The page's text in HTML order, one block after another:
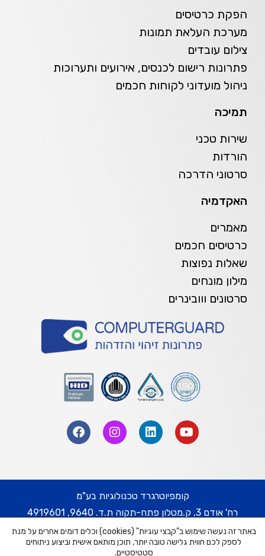
הפקת כרטיסים
מערכת העלאת תמונות
צילום עובדים
פתרונות רישום לכנסים, אירועים ותערוכות
ניהול מועדוני לקוחות חכמים
תמיכה
שירות טכני
הורדות
סרטוני הדרכה
האקדמיה
מאמרים
כרטיסים חכמים
שאלות נפוצות
מילון מונחים
סרטונים ווובינרים
קומפיוטרגרד טכנולוגיות בע"מ
רח' אודם 3, ק.מטלון פתח-תקוה ת.ד. 9640, 4919601
טל' 074-7452332 | פקס. 03-9217778
באתר זה נעשה שימוש ב"קבצי עוגיות" (cookies) וכלים דומים אחרים על מנת
לספק לכם חווית גלישה טובה יותר, תוכן מותאם אישית וביצוע ניתוחים
סטטיסטיים.